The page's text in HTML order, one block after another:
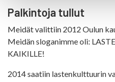
Palkintoja tullut
Meidät valittiin 2012 Oulun
Meidän sloganimme oli:
KAIKILLE!
2014 saatiin lastenkulttuurin